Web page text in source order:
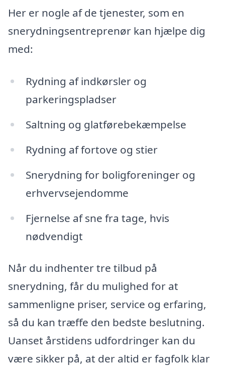
Her er nogle af de tjenester, som en
snerydningsentreprenør kan hjælpe dig
med:
Rydning af indkørsler og
parkeringspladser
Saltning og glatførebekæmpelse
Rydning af fortove og stier
Snerydning for boligforeninger og
erhvervsejendomme
Fjernelse af sne fra tage, hvis
nødvendigt
Når du indhenter tre tilbud på
snerydning, får du mulighed for at
sammenligne priser, service og erfaring,
så du kan træffe den bedste beslutning.
Uanset årstidens udfordringer kan du
være sikker på, at der altid er fagfolk klar